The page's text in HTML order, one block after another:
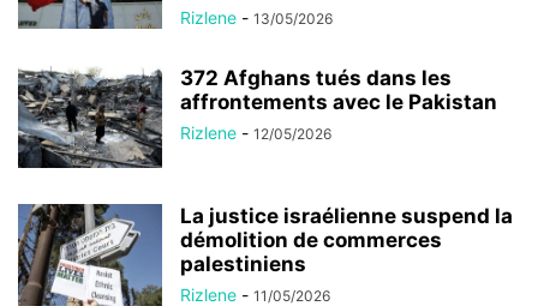
Rizlene - 13/05/2026
372 Afghans tués dans les
affrontements avec le Pakistan
Rizlene - 12/05/2026
La justice israélienne suspend la
démolition de commerces
palestiniens
Rizlene - 11/05/2026